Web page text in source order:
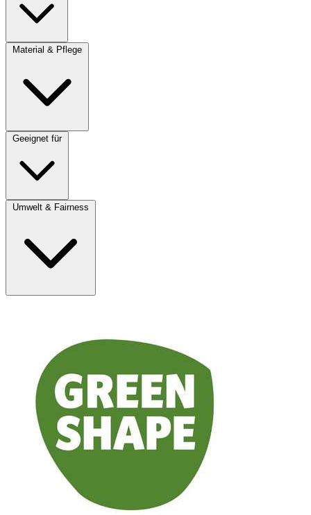
Material & Pflege
Geeignet für
Umwelt & Fairness